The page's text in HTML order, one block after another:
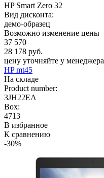
HP Smart Zero 32
Вид дисконта:
демо-образец
Возможно изменение цены
37 570
28 178 руб.
цену уточняйте у менеджера
HP mt45
На складе
Product number:
3JH22EA
Box:
4713
В избранное
К сравнению
-30%